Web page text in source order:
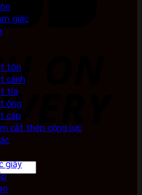
giác
tôn
cành
tỉa
ống
cáp
cắt thép cộng lực
giấy